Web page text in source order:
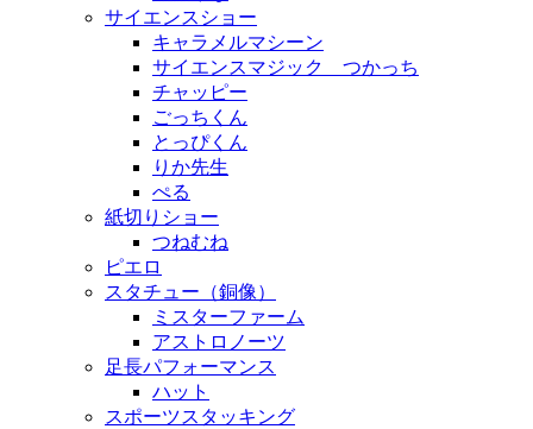
サイエンスショー
キャラメルマシーン
サイエンスマジック つかっち
チャッピー
ごっちくん
とっぴくん
りか先生
ぺる
紙切りショー
つねむね
ピエロ
スタチュー（銅像）
ミスターファーム
アストロノーツ
足長パフォーマンス
ハット
スポーツスタッキング